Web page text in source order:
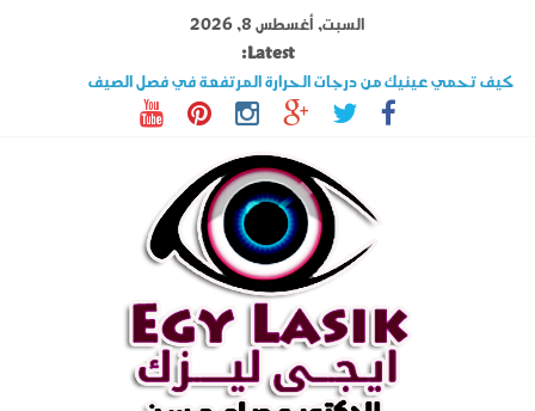
content
السبت, أغسطس 8, 2026
Latest:
كيف تحمي عينيك من درجات الحرارة المرتفعة في فصل الصيف
تصوير القرنية أهم فحوصات عملية الليزك .. اكتشف المزيد عنه
قصر النظر وطول النظر الفرق بينهما وهل الليزك علاج فعال ؟
السوبراكور تقنية تخلصك من نظارة القراءة فى دقائق تعرف على شروطها
حول العين فى الأطفال والكبار الأسباب وأحدث طرق العلاج